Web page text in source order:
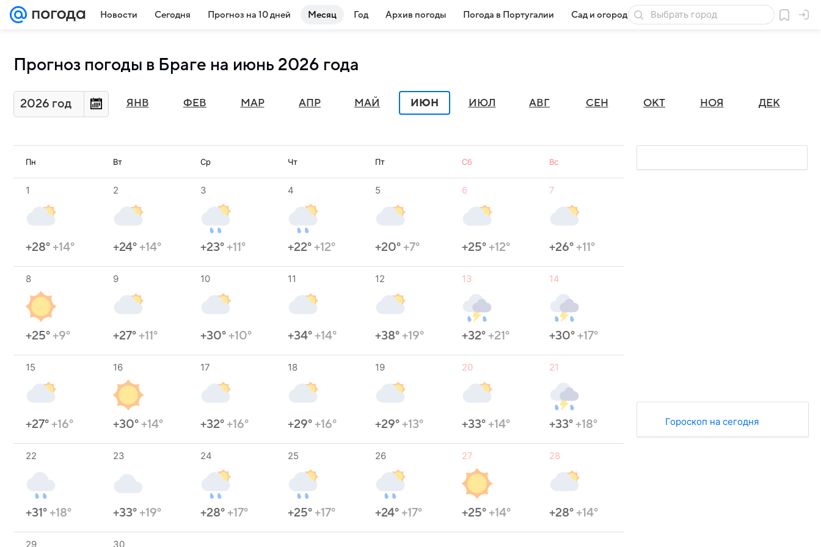
Новости Сегодня Прогноз на 10 дней Месяц Год Архив погоды Погода в Португалии Сад и огород Товары для дачи
Прогноз погоды в Браге на июнь 2026 года
2026 год ЯНВ ФЕВ МАР АПР МАЙ ИЮН ИЮЛ АВГ СЕН ОКТ НОЯ ДЕК
Пн Вт Ср Чт Пт Сб Вс
1
+28°+14°
2
+24°+14°
3
+23°+11°
4
+22°+12°
5
+20°+7°
6
+25°+12°
7
+26°+11°
8
+25°+9°
9
+27°+11°
10
+30°+10°
11
+34°+14°
12
+38°+19°
13
+32°+21°
14
+30°+17°
15
+27°+16°
16
+30°+14°
17
+32°+16°
18
+29°+16°
19
+29°+13°
20
+33°+14°
21
+33°+18°
22
+31°+18°
23
+33°+19°
24
+28°+17°
25
+25°+17°
26
+24°+17°
27
+25°+14°
28
+28°+14°
29 30
Гороскоп на сегодня